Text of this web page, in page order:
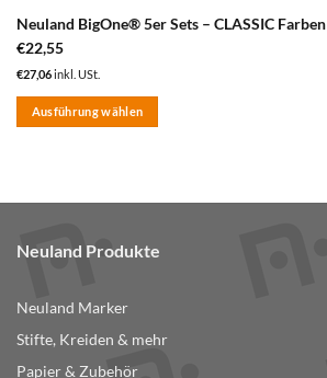
Neuland BigOne® 5er Sets – CLASSIC Farben
€22,55
€27,06inkl. USt.
Ausführung wählen
mehrere
auf.
auf
der
Neuland Produkte
Neuland Marker
Stifte, Kreiden & mehr
Papier & Zubehör